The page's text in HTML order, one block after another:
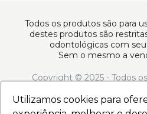
Utilizamos cookies para
Utilizamos cookies para
Todos os produtos são para
destes produtos são
odontológicas com
Sem o mesmo a
Copyright © 2025 - Todos
www.apoiodental.com.br |
Produtos e Equipamentos
10.925.214/0001-22 | Rua